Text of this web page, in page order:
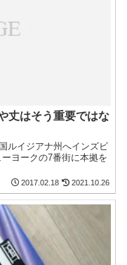
丈はそう重要ではな
ルイジアナ州へインズビ
ヨークの7番街に本拠を
2017.02.18 2021.10.26